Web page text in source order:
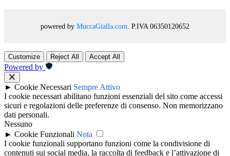
powered by MuccaGialla.com . P.IVA 06350120652
Customize Reject All Accept All
Powered by
► Cookie Necessari Sempre Attivo
I cookie necessari abilitano funzioni essenziali del sito come accessi
sicuri e regolazioni delle preferenze di consenso. Non memorizzano
dati personali.
Nessuno
► Cookie Funzionali Nota
I cookie funzionali supportano funzioni come la condivisione di
contenuti sui social media, la raccolta di feedback e l’attivazione di